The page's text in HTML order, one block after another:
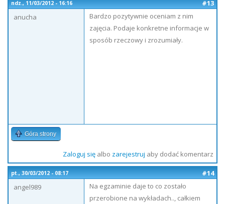
ndz., 11/03/2012 - 16:16
#13
anucha
Bardzo pozytywnie oceniam z nim
zajęcia. Podaje konkretne informacje w
sposób rzeczowy i zrozumiały.
Góra strony
Zaloguj sięalbo zarejestruj aby dodać komentarz
pt., 30/03/2012 - 08:17
#14
angel989
Na egzaminie daje to co zostało
przerobione na wykładach.., całkiem